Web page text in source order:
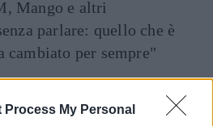
Process My Personal
Mango e altri
parlare: quello che è
cambiato per sempre"